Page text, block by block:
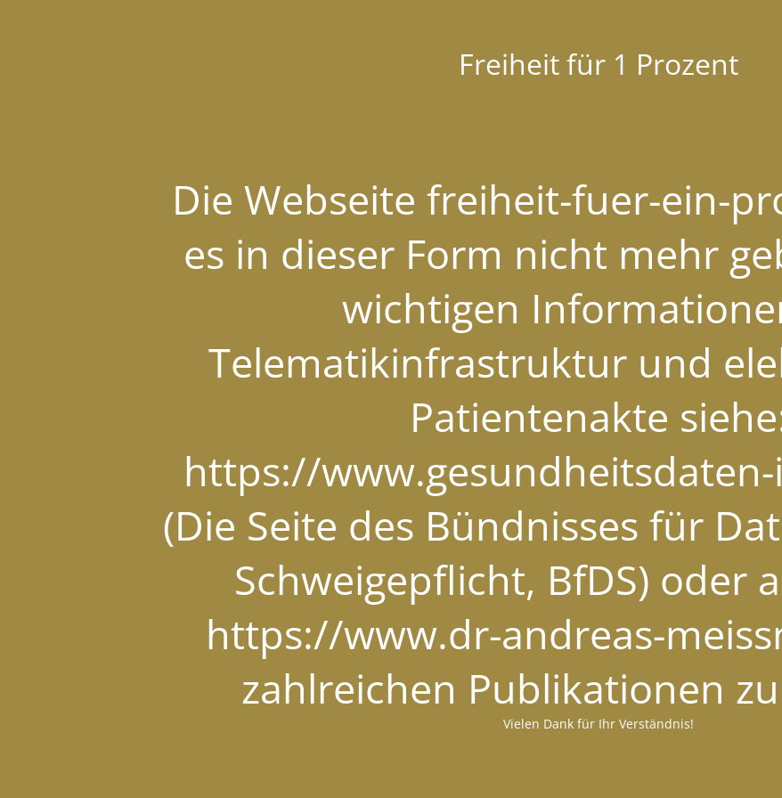
Freiheit für 1 Prozent
Die Webseite freiheit-fuer-ein-
es in dieser Form nicht mehr
wichtigen
Telematikinfrastruktur und
Patientenakte
https://
(Die Seite des Bündnisses für
Schweigepflicht, BfDS) oder
https://www.dr-andreas-
zahlreichen Publikationen
Vielen Dank für Ihr Verständnis!